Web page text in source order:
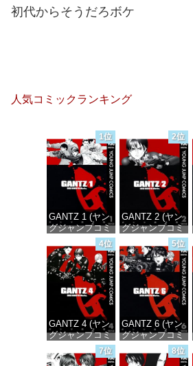
初代からそうだろボケ
人気コミックランキング
1位
GANTZ 1 (ヤン
グジャンプコミ
ックスDIGITAL)
価格：¥100
2位
GANTZ 2 (ヤン
グジャンプコミ
ックスDIGITAL)
価格：¥100
4位
GANTZ 4 (ヤン
グジャンプコミ
ックスDIGITAL)
5位
GANTZ 6 (ヤン
グジャンプコミ
ックスDIGITAL)
7位 8位